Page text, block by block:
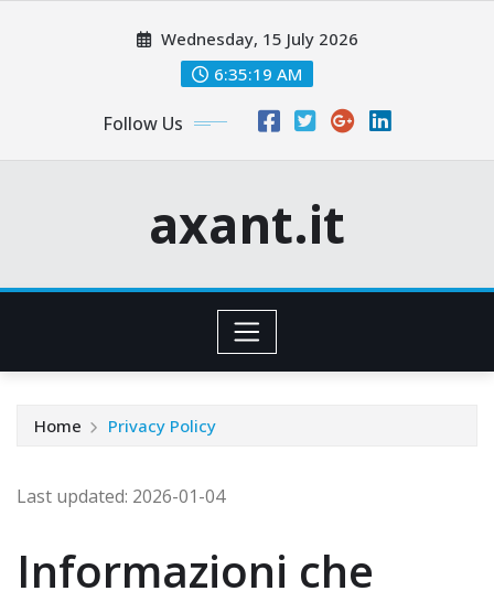
Wednesday, 15 July 2026
6:35:20 AM
Follow Us
axant.it
Home Privacy Policy
Last updated: 2026-01-04
Informazioni che